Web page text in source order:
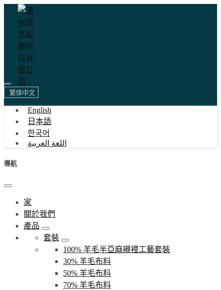
繁体中文
English
日本語
한국어
اللغة العربية
導航
家
關於我們
產品
套裝
100% 羊毛半亞麻襯裡工藝套裝
30% 羊毛布料
50% 羊毛布料
70% 羊毛布料